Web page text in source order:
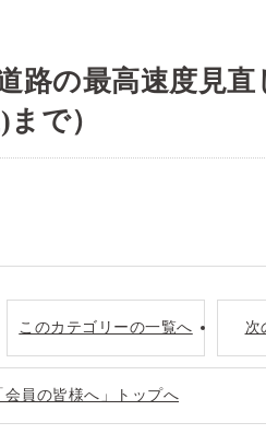
路の最高速度見
で）
このカテゴリーの一覧へ 次
会員の皆様へ」トップへ